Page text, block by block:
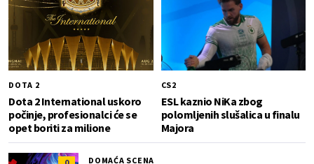
DOTA 2
Dota 2 International uskoro
počinje, profesionalci će se
opet boriti za milione
CS2
ESL kaznio NiKa zbog
polomljenih slušalica u finalu
Majora
DOMAĆA SCENA